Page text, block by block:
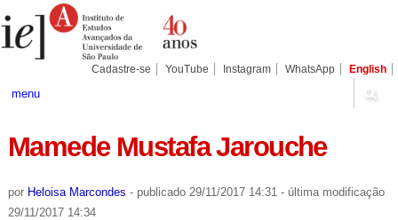
para
conteúdo.
Pessoais
Cadastre-se YouTube Instagram WhatsApp English
menu
Mamede Mustafa Jarouche
por Heloisa Marcondes - publicado29/11/2017 14:31 - última modificação
29/11/2017 14:34